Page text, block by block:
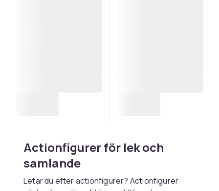
Actionfigurer för lek och
samlande
Letar du efter actionfigurer? Actionfigurer